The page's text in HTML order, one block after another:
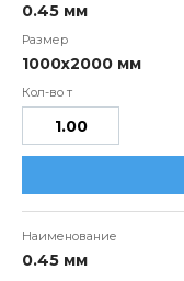
0.45 мм
1000х2000 мм
0.45 мм